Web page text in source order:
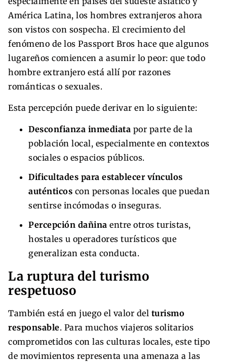
América Latina, los hombres extranjeros ahora
son vistos con sospecha. El crecimiento del
fenómeno de los Passport Bros hace que algunos
lugareños comiencen a asumir lo peor: que todo
hombre extranjero está allí por razones
románticas o sexuales.
Esta percepción puede derivar en lo siguiente:
Desconfianza inmediata por parte de la
población local, especialmente en contextos
sociales o espacios públicos.
Dificultades para establecer vínculos
auténticos con personas locales que puedan
sentirse incómodas o inseguras.
Percepción dañina entre otros turistas,
hostales u operadores turísticos que
generalizan esta conducta.
La ruptura del turismo
respetuoso
También está en juego el valor del turismo
responsable. Para muchos viajeros solitarios
comprometidos con las culturas locales, este tipo
de movimientos representa una amenaza a las